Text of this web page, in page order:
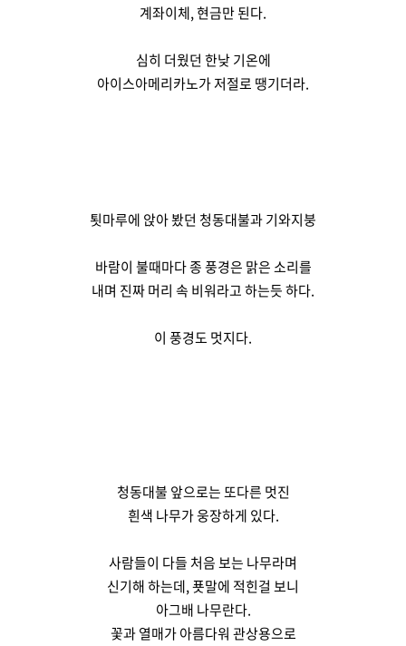
계좌이체, 현금만 된다.
심히 더웠던 한낮 기온에
아이스아메리카노가 저절로 땡기더라.
툇마루에 앉아 봤던 청동대불과 기와지붕
바람이 불때마다 종 풍경은 맑은 소리를
내며 진짜 머리 속 비워라고 하는듯 하다.
이 풍경도 멋지다.
청동대불 앞으로는 또다른 멋진
흰색 나무가 웅장하게 있다.
사람들이 다들 처음 보는 나무라며
신기해 하는데, 푯말에 적힌걸 보니
아그배 나무란다.
꽃과 열매가 아름다워 관상용으로